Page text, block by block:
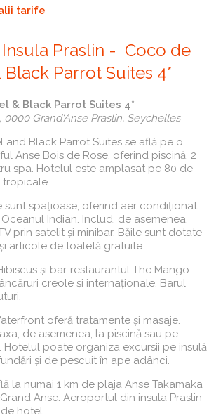
tarife
Praslin - Coco de
Parrot Suites 4*
& Black Parrot Suites 4*
0000 Grand'Anse Praslin, Seychelles
and Black Parrot Suites se află pe o
Anse Bois de Rose, oferind piscină, 2
spa. Hotelul este amplasat pe 80 de
tropicale.
sunt spațioase, oferind aer condiționat,
Indian. Includ, de asemenea,
prin satelit și minibar. Băile sunt dotate
articole de toaletă gratuite.
și bar-restaurantul The Mango
creole și internaționale. Barul
oferă tratamente și masaje.
de asemenea, la piscină sau pe
Hotelul poate organiza excursii pe insulă
și de pescuit în ape adânci.
la numai 1 km de plaja Anse Takamaka
Anse. Aeroportul din insula Praslin
hotel.